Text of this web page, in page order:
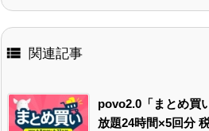
 関連記事
povo2.0「まとめ買
放題24時間×5回分